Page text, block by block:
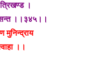
।
।।३४५।।
मुनिन्द्राय
।।